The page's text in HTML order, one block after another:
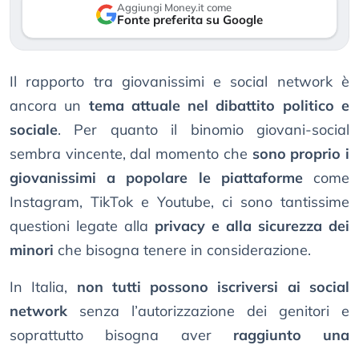
Aggiungi Money.it come
Fonte preferita su Google
Il rapporto tra giovanissimi e social network è
ancora un tema attuale nel dibattito politico e
sociale. Per quanto il binomio giovani-social
sembra vincente, dal momento che sono proprio i
giovanissimi a popolare le piattaformecome
Instagram, TikTok e Youtube, ci sono tantissime
questioni legate alla privacy e alla sicurezza dei
minori che bisogna tenere in considerazione.
In Italia, non tutti possono iscriversi ai social
network senza l’autorizzazione dei genitori e
soprattutto bisogna aver raggiunto una